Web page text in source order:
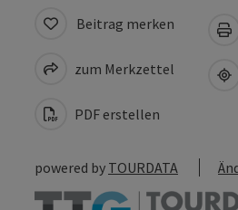
Beitrag merken
zum Merkzettel
PDF erstellen
powered by TOURDATA